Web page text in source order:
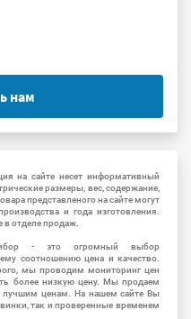
нам
на сайте несет информативный
размеры, вес, содержание,
представленого на сайте могут
и года изготовления.
в отделе продаж.
- это огромный выбор
соотношению цена и качество.
мы проводим мониторинг цен
более низкую цену. Мы продаем
лучшим ценам. На нашем сайте Вы
так и проверенные временем